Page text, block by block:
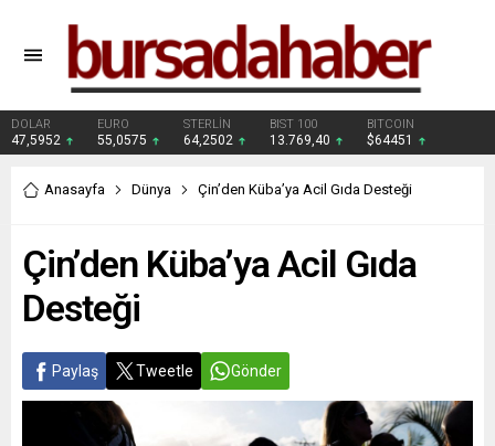
DOLAR
47,5952
EURO
55,0575
STERLİN
64,2502
BIST 100
13.769,40
BITCOIN
$64451
Anasayfa Dünya Çin’den Küba’ya Acil Gıda Desteği
Çin’den Küba’ya Acil Gıda
Desteği
Paylaş Tweetle Gönder